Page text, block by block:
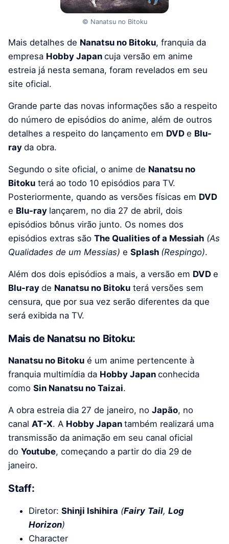
© Nanatsu no Bitoku
Mais detalhes de Nanatsu no Bitoku, franquia da
empresa Hobby Japan cuja versão em anime
estreia já nesta semana, foram revelados em seu
site oficial.
Grande parte das novas informações são a respeito
do número de episódios do anime, além de outros
detalhes a respeito do lançamento em DVD e Blu-
ray da obra.
Segundo o site oficial, o anime de Nanatsu no
Bitoku terá ao todo 10 episódios para TV.
Posteriormente, quando as versões físicas em DVD
e Blu-ray lançarem, no dia 27 de abril, dois
episódios bônus virão junto. Os nomes dos
episódios extras são The Qualities of a Messiah (As
Qualidades de um Messias) e Splash (Respingo).
Além dos dois episódios a mais, a versão em DVD e
Blu-ray de Nanatsu no Bitoku terá versões sem
censura, que por sua vez serão diferentes da que
será exibida na TV.
Mais de Nanatsu no Bitoku:
Nanatsu no Bitoku é um anime pertencente à
franquia multimídia da Hobby Japan conhecida
como Sin Nanatsu no Taizai.
A obra estreia dia 27 de janeiro, no Japão, no
canal AT-X. A Hobby Japan também realizará uma
transmissão da animação em seu canal oficial
do Youtube, começando a partir do dia 29 de
janeiro.
Staff:
Diretor: Shinji Ishihira (Fairy Tail, Log
Horizon)
Character